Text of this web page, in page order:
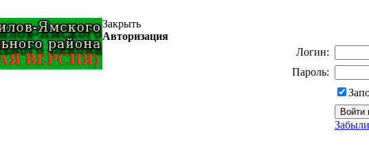
Закрыть
Авторизация
Логин:
Пароль: